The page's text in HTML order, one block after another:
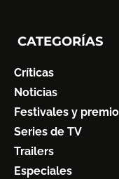
CATEGORÍAS
Críticas
Noticias
Festivales y
Series de TV
Trailers
Especiales